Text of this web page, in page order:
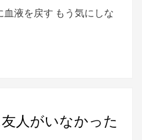
液を戻す もう気にしな
人がいなかった